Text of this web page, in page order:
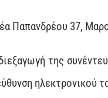
Παπανδρέου 37,
της
ηλεκτρονικού